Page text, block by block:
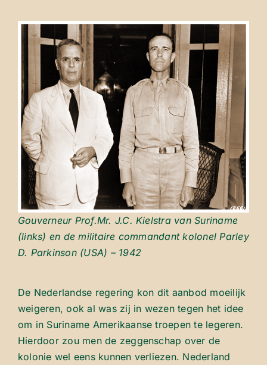
Gouverneur Prof.Mr. J.C. Kielstra van Suriname
(links) en de militaire commandant kolonel Parley
D. Parkinson (USA) – 1942
De Nederlandse regering kon dit aanbod moeilijk
weigeren, ook al was zij in wezen tegen het idee
om in Suriname Amerikaanse troepen te legeren.
Hierdoor zou men de zeggenschap over de
kolonie wel eens kunnen verliezen. Nederland